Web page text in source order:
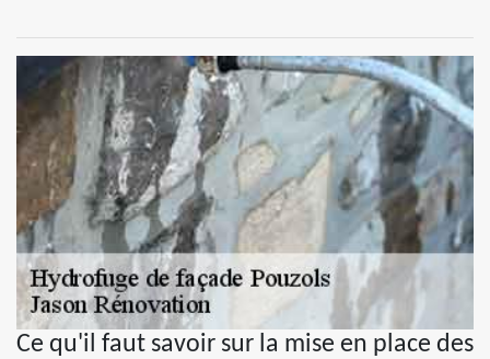
Ce qu'il faut savoir sur la mise en place des